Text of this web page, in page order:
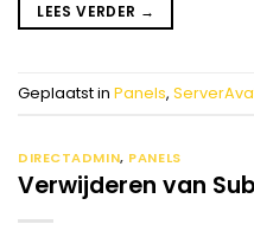
LEES VERDER →
Geplaatst in Panels,
DIRECTADMIN, PANELS
Verwijderen van